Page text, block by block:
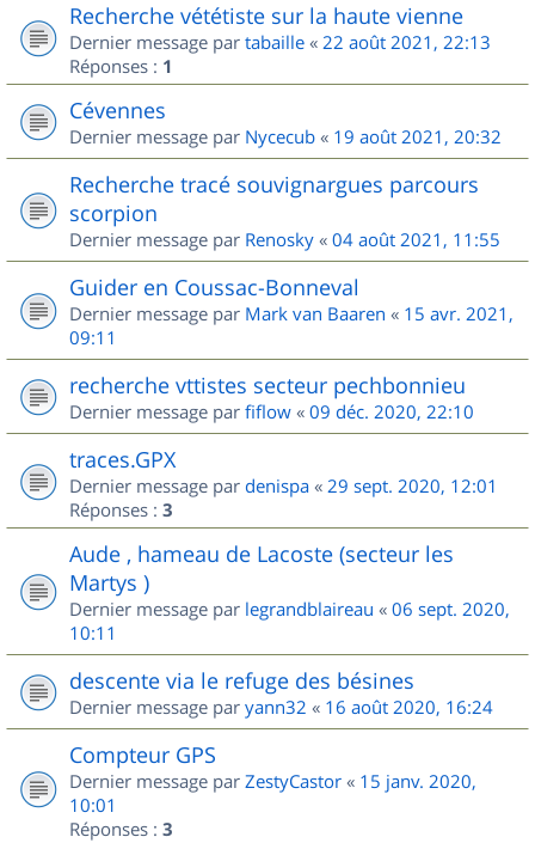
Recherche vététiste sur la haute vienne
Dernier message par tabaille « 22 août 2021, 22:13
Réponses : 1
Cévennes
Dernier message par Nycecub « 19 août 2021, 20:32
Recherche tracé souvignargues parcours
scorpion
Dernier message par Renosky « 04 août 2021, 11:55
Guider en Coussac-Bonneval
Dernier message par Mark van Baaren « 15 avr. 2021,
09:11
recherche vttistes secteur pechbonnieu
Dernier message par fiflow « 09 déc. 2020, 22:10
traces.GPX
Dernier message par denispa « 29 sept. 2020, 12:01
Réponses : 3
Aude , hameau de Lacoste (secteur les
Martys )
Dernier message par legrandblaireau « 06 sept. 2020,
10:11
descente via le refuge des bésines
Dernier message par yann32 « 16 août 2020, 16:24
Compteur GPS
Dernier message par ZestyCastor « 15 janv. 2020,
10:01
Réponses : 3